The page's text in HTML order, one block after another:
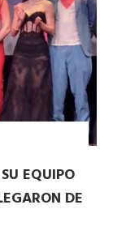
EQUIPO
DE